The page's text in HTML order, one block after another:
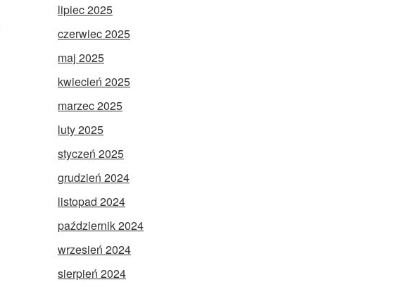
lipiec 2025
czerwiec 2025
maj 2025
kwiecień 2025
marzec 2025
luty 2025
styczeń 2025
grudzień 2024
listopad 2024
październik 2024
wrzesień 2024
sierpień 2024